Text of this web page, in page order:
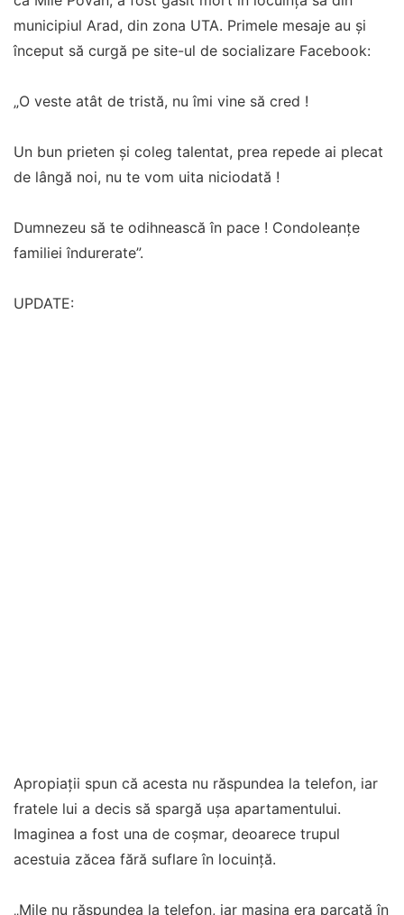
municipiul Arad, din zona UTA. Primele mesaje au și
început să curgă pe site-ul de socializare Facebook:
„O veste atât de tristă, nu îmi vine să cred !
Un bun prieten și coleg talentat, prea repede ai plecat
de lângă noi, nu te vom uita niciodată !
Dumnezeu să te odihnească în pace ! Condoleanțe
familiei îndurerate”.
UPDATE:
Apropiații spun că acesta nu răspundea la telefon, iar
fratele lui a decis să spargă ușa apartamentului.
Imaginea a fost una de coșmar, deoarece trupul
acestuia zăcea fără suflare în locuință.
„Mile nu răspundea la telefon, iar mașina era parcată în